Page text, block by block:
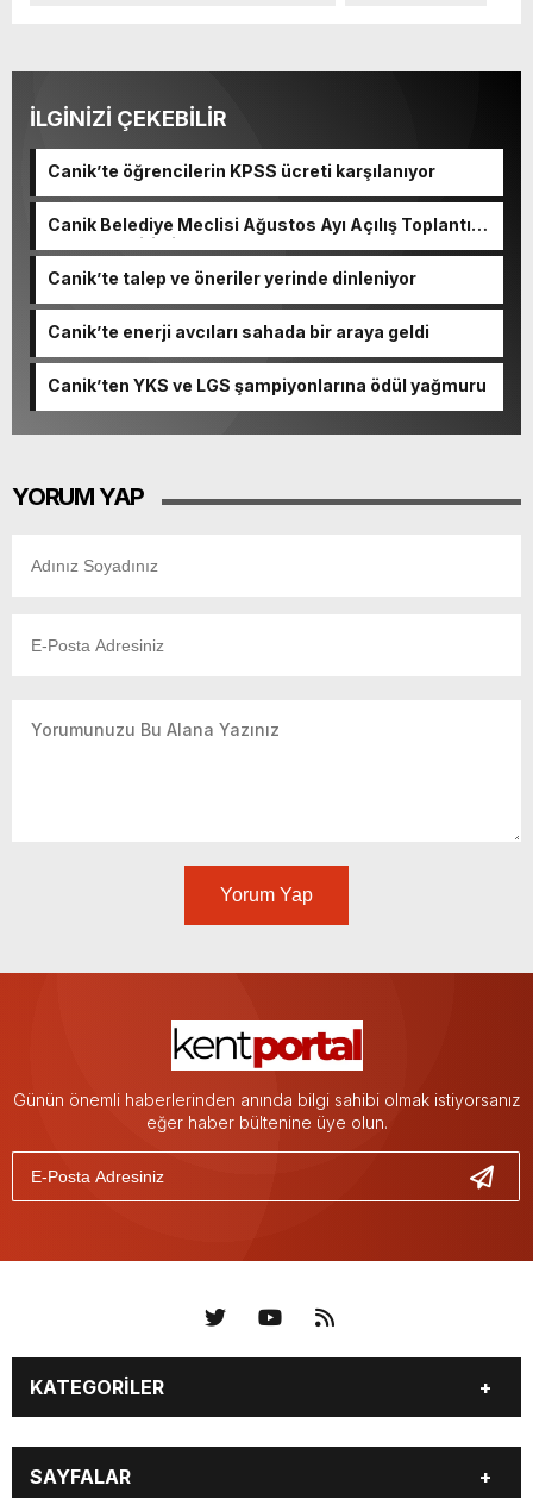
İLGİNİZİ ÇEKEBİLİR
Canik’te öğrencilerin KPSS ücreti karşılanıyor
Canik Belediye Meclisi Ağustos Ayı Açılış Toplantısı
gerçekleştirildi
Canik’te talep ve öneriler yerinde dinleniyor
Canik’te enerji avcıları sahada bir araya geldi
Canik’ten YKS ve LGS şampiyonlarına ödül yağmuru
YORUM YAP
Yorum Yap
Günün önemli haberlerinden anında bilgi sahibi olmak istiyorsanız
eğer haber bültenine üye olun.
KATEGORİLER
KÜNYE BİZE ULAŞIN
SAYFALAR